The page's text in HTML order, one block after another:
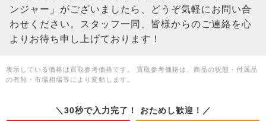
ンジャー」がございましたら、どうぞ気軽にお問い合
わせください。スタッフ一同、皆様からのご連絡を心
よりお待ち申し上げております！
表示している価格は買取参考価格です。 買取参考価格は、商品の状態・付属品
の有無・市場相場等により変動します。
＼30秒で入力完了！ おためし歓迎！／